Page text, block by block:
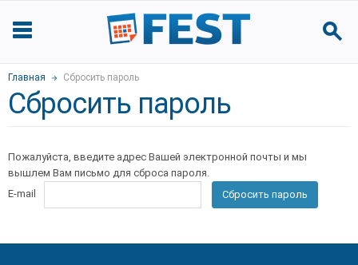
Главная Сбросить пароль
Сбросить пароль
Пожалуйста, введите адрес Вашей электронной почты и мы
вышлем Вам письмо для сброса пароля.
E-mail
Сбросить пароль